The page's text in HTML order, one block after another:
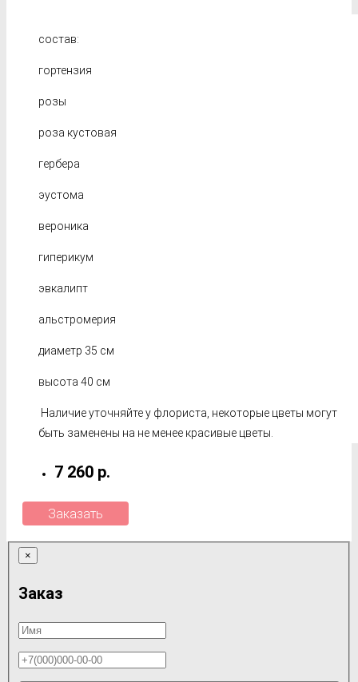
состав:
гортензия
розы
роза кустовая
гербера
эустома
вероника
гиперикум
эвкалипт
альстромерия
диаметр 35 см
высота 40 см
Наличие уточняйте у флориста, некоторые цветы могут
быть заменены на не менее красивые цветы.
7 260 р.
Заказать
×
Заказ